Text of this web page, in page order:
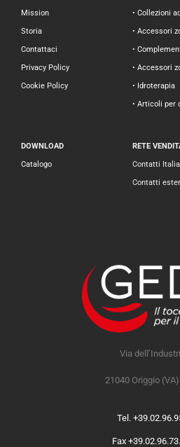
Mission
Storia
Contattaci
Privacy Policy
Cookie Policy
• Collezioni
• Accessori
•
• Accessori
• Idroterapia
• Articoli per
DOWNLOAD
Catalogo
RETE
Contatti Italia
Contatti
Via
21040 Origgio
Tel.
Fax